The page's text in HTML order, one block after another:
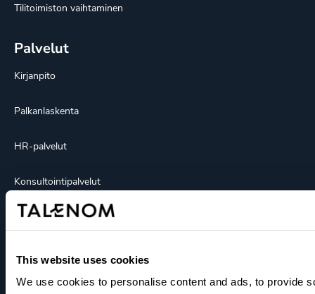
This website uses cookies
We use cookies to personalise content and ads, to provide
Tilitoimiston vaihtaminen
Palvelut
Kirjanpito
Palkanlaskenta
HR-palvelut
Konsultointipalvelut
Talouspäällikköpalvelut
Ohjelmistot